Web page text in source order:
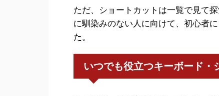
ただ、ショートカットは一覧で見て
に馴染みのない人に向けて、初心者に
た。
いつでも役立つキーボード・